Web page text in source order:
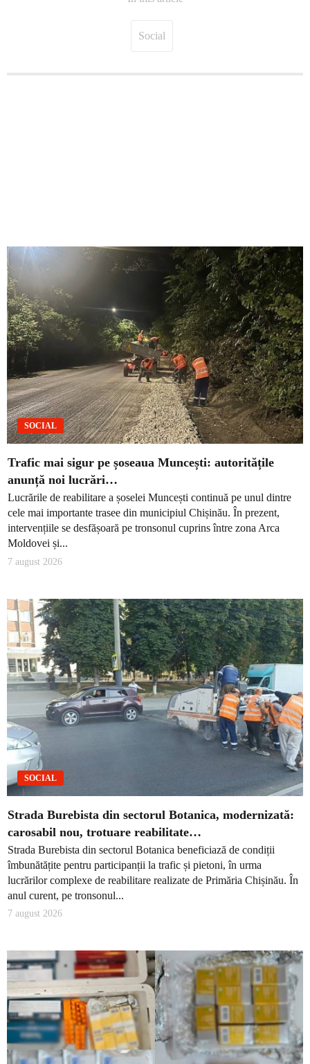
Social
SOCIAL
Trafic mai sigur pe șoseaua Muncești: autoritățile
anunță noi lucrări…
Lucrările de reabilitare a șoselei Muncești continuă pe unul dintre
cele mai importante trasee din municipiul Chișinău. În prezent,
intervențiile se desfășoară pe tronsonul cuprins între zona Arca
Moldovei și...
7 august 2026
SOCIAL
Strada Burebista din sectorul Botanica, modernizată:
carosabil nou, trotuare reabilitate…
Strada Burebista din sectorul Botanica beneficiază de condiții
îmbunătățite pentru participanții la trafic și pietoni, în urma
lucrărilor complexe de reabilitare realizate de Primăria Chișinău. În
anul curent, pe tronsonul...
7 august 2026